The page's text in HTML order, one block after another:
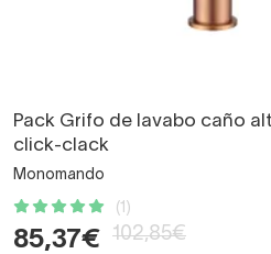
Pack Grifo de lavabo caño
click-clack
Monomando
(1)
85,37€ 102,85€